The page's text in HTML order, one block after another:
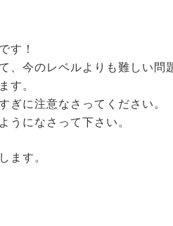
す！
、今のレベルよりも難しい問
す。
ぎに注意なさってください。
うになさって下さい。
ます。